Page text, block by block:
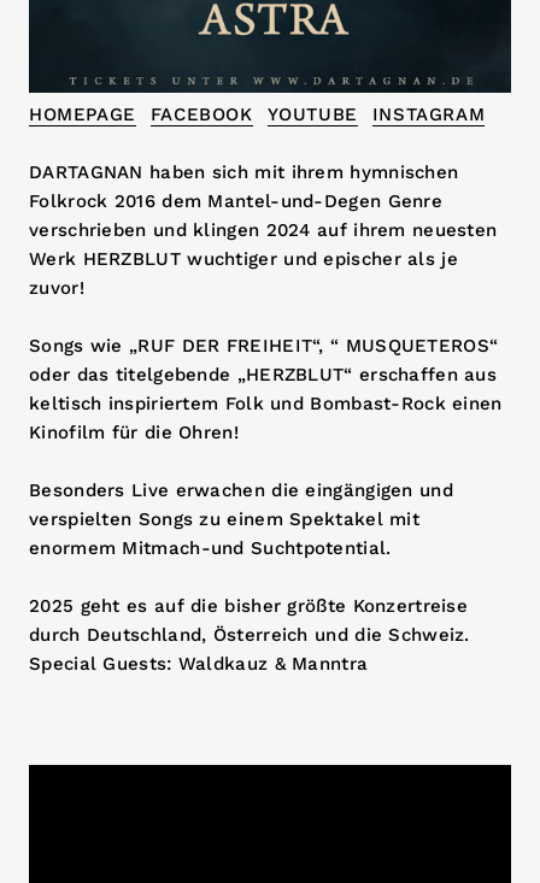
HOMEPAGE FACEBOOK YOUTUBE INSTAGRAM
DARTAGNAN haben sich mit ihrem hymnischen
Folkrock 2016 dem Mantel-und-Degen Genre
verschrieben und klingen 2024 auf ihrem neuesten
Werk HERZBLUT wuchtiger und epischer als je
zuvor!
Songs wie „RUF DER FREIHEIT“, “ MUSQUETEROS“
oder das titelgebende „HERZBLUT“ erschaffen aus
keltisch inspiriertem Folk und Bombast-Rock einen
Kinofilm für die Ohren!
Besonders Live erwachen die eingängigen und
verspielten Songs zu einem Spektakel mit
enormem Mitmach-und Suchtpotential.
2025 geht es auf die bisher größte Konzertreise
durch Deutschland, Österreich und die Schweiz.
Special Guests: Waldkauz & Manntra